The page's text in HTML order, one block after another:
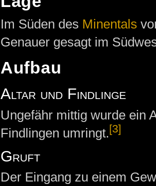
Im Süden des Minentals
Genauer gesagt im
Aufbau
Altar und Findlinge
Ungefähr mittig wurde ein
Findlingen umringt.[3]
Gruft
Der Eingang zu einem